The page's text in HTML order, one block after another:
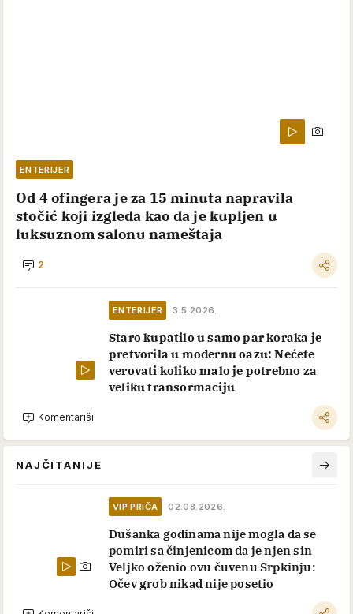
ENTERIJER
Od 4 ofingera je za 15 minuta napravila
stočić koji izgleda kao da je kupljen u
luksuznom salonu nameštaja
2
ENTERIJER 3.5.2026.
Staro kupatilo u samo par koraka je
pretvorila u modernu oazu: Nećete
verovati koliko malo je potrebno za
veliku transormaciju
Komentariši
NAJČITANIJE
VIP PRIČA 02.08.2026.
Dušanka godinama nije mogla da se
pomiri sa činjenicom da je njen sin
Veljko oženio ovu čuvenu Srpkinju:
Očev grob nikad nije posetio